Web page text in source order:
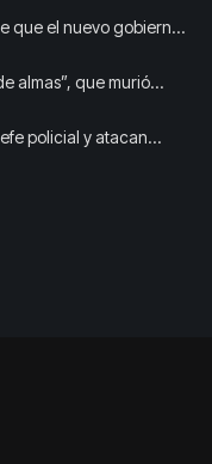
que el nuevo gobierno
almas”, que murió
policial y atacan
presos de alto perfil